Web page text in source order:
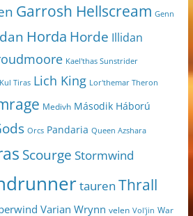
Garrosh Hellscream Genn
Horda Horde Illidan
Kael'thas Sunstrider
Kul Tiras Lich King Lor'themar Theron
Medivh Második Háború
Orcs Pandaria Queen Azshara
Scourge Stormwind
tauren Thrall
Varian Wrynn velen Vol'jin War